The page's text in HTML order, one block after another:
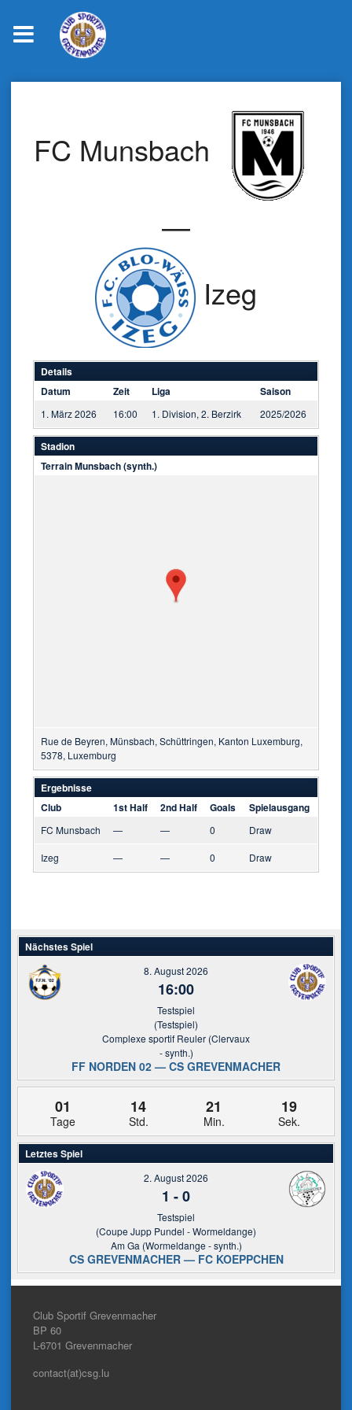
FC Munsbach
—
Izeg
Details
Datum
Zeit Liga Saison
1. März 2026 16:00 1. Division, 2. Berzirk 2025/2026
Stadion
Terrain Munsbach (synth.)
Rue de Beyren, Münsbach, Schüttringen, Kanton Luxemburg,
5378, Luxemburg
Ergebnisse
Club
1st Half 2nd Half Goals Spielausgang
FC Munsbach — — 0 Draw
Izeg — — 0 Draw
Nächstes Spiel
8. August 2026
16:00
Testspiel
(Testspiel)
Complexe sportif Reuler (Clervaux
- synth.)
FF NORDEN 02 — CS GREVENMACHER
01
Tage
14
Std.
21
Min.
19
Sek.
Letztes Spiel
2. August 2026
1 -0
Testspiel
(Coupe Jupp Pundel - Wormeldange)
Am Ga (Wormeldange - synth.)
CS GREVENMACHER — FC KOEPPCHEN
Club Sportif Grevenmacher
BP 60
L-6701 Grevenmacher
contact(at)csg.lu